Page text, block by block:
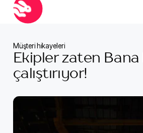
Müşteri hikayeleri
Ekipler zaten Bana
çalıştırıyor!